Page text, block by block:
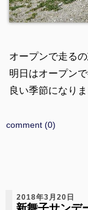
オープンで走る
明日はオープンで
良い季節になり
comment (0)
2018年3月20日